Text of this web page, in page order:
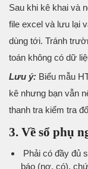
Sau khi kê khai và
file excel và lưu lại
dùng tới. Tránh
toán không có dữ
Lưu ý: Biểu mẫu
kê nhưng bạn vẫn
thanh tra kiểm tra
3. Về sổ phụ
Phải có đầy đủ
báo (nợ, có),